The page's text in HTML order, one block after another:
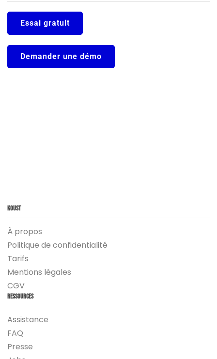
Essai gratuit
Demander une démo
Koust
À propos
Politique de confidentialité
Tarifs
Mentions légales
CGV
Ressources
Assistance
FAQ
Presse